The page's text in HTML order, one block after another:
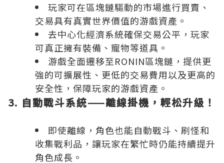
玩家可在區塊鏈驅動的市場進行買賣、
交易具有真實世界價值的游戲資產。
去中心化經濟系統確保交易公平，玩家
可真正擁有裝備、寵物等道具。
游戲全面遷移至RONIN區塊鏈，提供更
強的可擴展性、更低的交易費用以及更高的
安全性，保障玩家的游戲資產。
3. 自動戰斗系統——離線掛機，輕松升級！
即使離線，角色也能自動戰斗、刷怪和
收集戰利品，讓玩家在繁忙時仍能持續提升
角色成長。